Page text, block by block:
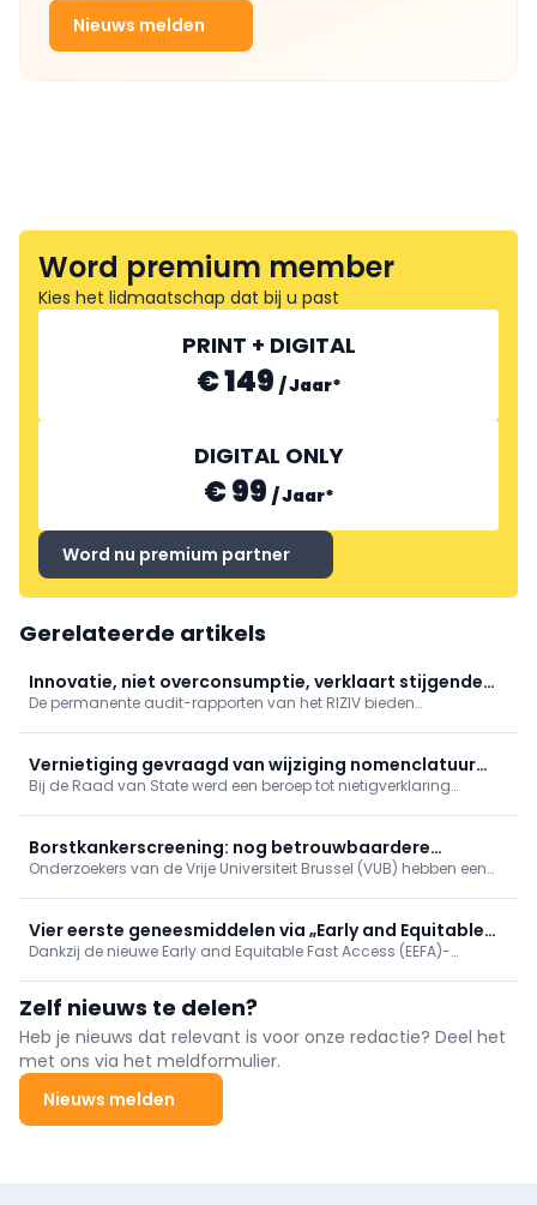
Nieuws melden
Word premium member
Kies het lidmaatschap dat bij u past
PRINT + DIGITAL
€ 149 /Jaar*
DIGITAL ONLY
€ 99 /Jaar*
Word nu premium partner
Gerelateerde artikels
Innovatie, niet overconsumptie, verklaart stijgende
uitgaven
De permanente audit-rapporten van het RIZIV bieden
overconsumptie en ondoelmatigheid.
Vernietiging gevraagd van wijziging nomenclatuur
voor spirometrie
Bij de Raad van State werd een beroep tot nietigverklaring
Borstkankerscreening: nog betrouwbaardere
simulatiemodellen
Onderzoekers van de Vrije Universiteit Brussel (VUB) hebben een
borstkankerscreening.
Vier eerste geneesmiddelen via „Early and Equitable
Access“
Dankzij de nieuwe Early and Equitable Fast Access (EEFA)-
de oncologie, maar één ervan is bestemd voor de nefrologie.
Zelf nieuws te delen?
Heb je nieuws dat relevant is voor onze redactie? Deel het
met ons via het meldformulier.
Nieuws melden